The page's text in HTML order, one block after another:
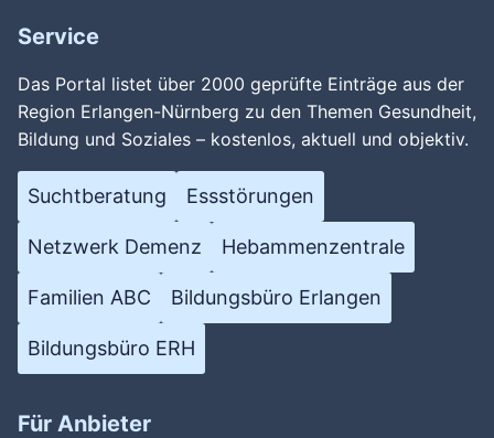
Service
Das Portal listet über 2000 geprüfte Einträge aus der
Region Erlangen-Nürnberg zu den Themen Gesundheit,
Bildung und Soziales – kostenlos, aktuell und objektiv.
Suchtberatung Essstörungen
Netzwerk Demenz Hebammenzentrale
Familien ABC Bildungsbüro Erlangen
Bildungsbüro ERH
Für Anbieter